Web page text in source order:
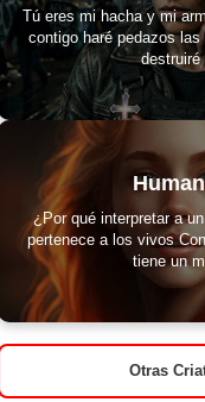
Tú eres mi hacha y mi
contigo haré pedazos
destruiré
¿Por qué interpretar a
pertenece a los vivos
tiene un
Otras